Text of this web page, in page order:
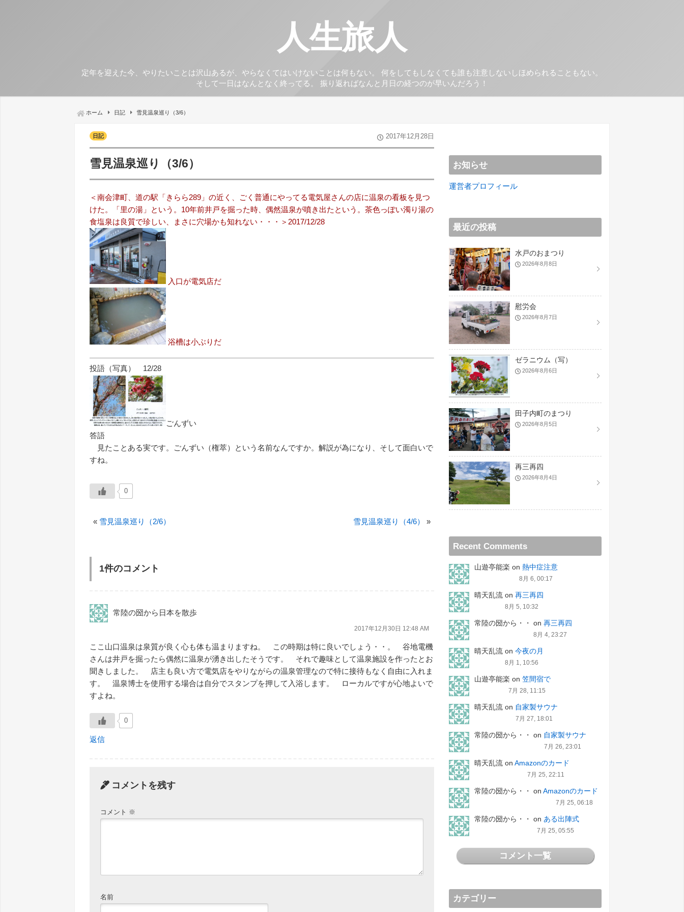
人生旅人
定年を迎えた今、やりたいことは沢山あるが、やらなくてはいけないことは何もない。 何をしてもしなくても誰も注意しないしほめられることもない。
そして一日はなんとなく終ってる。 振り返ればなんと月日の経つのが早いんだろう！
ホーム 日記 雪見温泉巡り（3/6）
日記 2017年12月28日
雪見温泉巡り（3/6）
＜南会津町、道の駅「きらら289」の近く、ごく普通にやってる電気屋さんの店に温泉の看板を見つ
けた。「里の湯」という。10年前井戸を掘った時、偶然温泉が噴き出たという。茶色っぽい濁り湯の
食塩泉は良質で珍しい、まさに穴場かも知れない・・・＞2017/12/28
入口が電気店だ
浴槽は小ぶりだ
投語（写真） 12/28
ごんずい
答語
見たことある実です。ごんずい（権萃）という名前なんですか。解説が為になり、そして面白いで
すね。
0
« 雪見温泉巡り（2/6） 雪見温泉巡り（4/6） »
1件のコメント
常陸の圀から日本を散歩
2017年12月30日 12:48 AM
ここ山口温泉は泉質が良く心も体も温まりますね。 この時期は特に良いでしょう・・。 谷地電機
さんは井戸を掘ったら偶然に温泉が湧き出したそうです。 それで趣味として温泉施設を作ったとお
聞きしました。 店主も良い方で電気店をやりながらの温泉管理なので特に接待もなく自由に入れま
す。 温泉博士を使用する場合は自分でスタンプを押して入浴します。 ローカルですが心地よいで
すよね。
0
返信
コメントを残す
コメント ※
名前
お知らせ
運営者プロフィール
最近の投稿
水戸のおまつり
2026年8月8日
慰労会
2026年8月7日
ゼラニウム（写）
2026年8月6日
田子内町のまつり
2026年8月5日
再三再四
2026年8月4日
Recent Comments
山遊亭能楽 on 熱中症注意
8月 6, 00:17
晴天乱流 on 再三再四
8月 5, 10:32
常陸の圀から・・ on 再三再四
8月 4, 23:27
晴天乱流 on 今夜の月
8月 1, 10:56
山遊亭能楽 on 笠間宿で
7月 28, 11:15
晴天乱流 on 自家製サウナ
7月 27, 18:01
常陸の圀から・・ on 自家製サウナ
7月 26, 23:01
晴天乱流 on Amazonのカード
7月 25, 22:11
常陸の圀から・・ on Amazonのカード
7月 25, 06:18
常陸の圀から・・ on ある出陣式
7月 25, 05:55
コメント一覧
カテゴリー